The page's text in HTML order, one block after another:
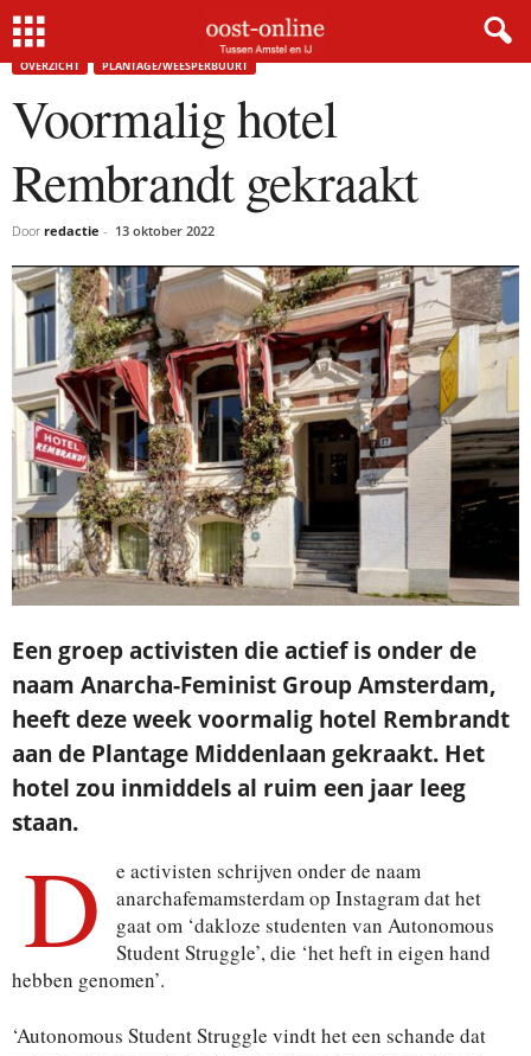
Home Voormalig hotel Rembrandt gekraakt
OVERZICHT PLANTAGE/WEESPERBUURT
Voormalig hotel
Rembrandt gekraakt
Door redactie - 13 oktober 2022
Een groep activisten die actief is onder de
naam Anarcha-Feminist Group Amsterdam,
heeft deze week voormalig hotel Rembrandt
aan de Plantage Middenlaan gekraakt. Het
hotel zou inmiddels al ruim een jaar leeg
staan.
D
e activisten schrijven onder de naam
anarchafemamsterdam op Instagram dat het
gaat om ‘dakloze studenten van Autonomous
Student Struggle’, die ‘het heft in eigen hand
hebben genomen’.
‘Autonomous Student Struggle vindt het een schande dat